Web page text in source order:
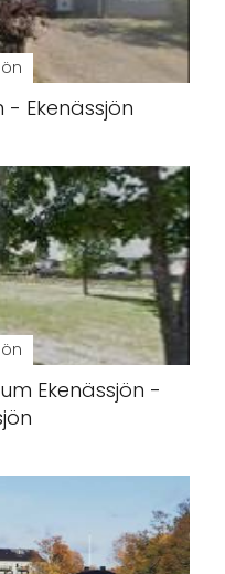
- Ekenässjön
Ekenässjön -